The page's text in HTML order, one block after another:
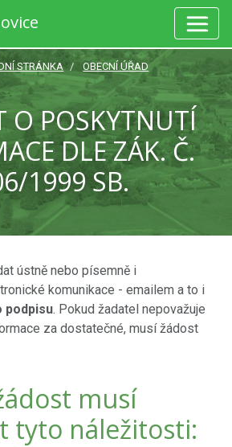
STRÁNKA OBECNÍ ÚŘAD
O POSKYTNUTÍ
DLE ZÁK. Č.
1999 SB.
ústně nebo písemně i
komunikace - emailem a to i
podpisu. Pokud žadatel nepovažuje
za dostatečné, musí žádost
musí
tyto náležitosti: